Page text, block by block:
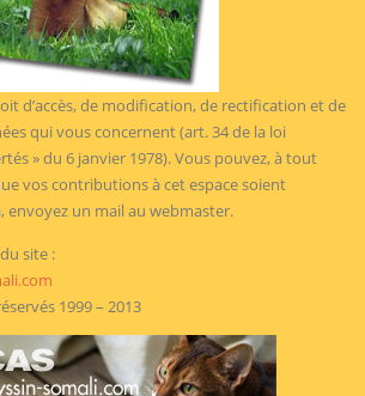
d’accès, de modification, de rectification et de
qui vous concernent (art. 34 de la loi
» du 6 janvier 1978). Vous pouvez, à tout
vos contributions à cet espace soient
envoyez un mail au webmaster.
site :
1999 – 2013